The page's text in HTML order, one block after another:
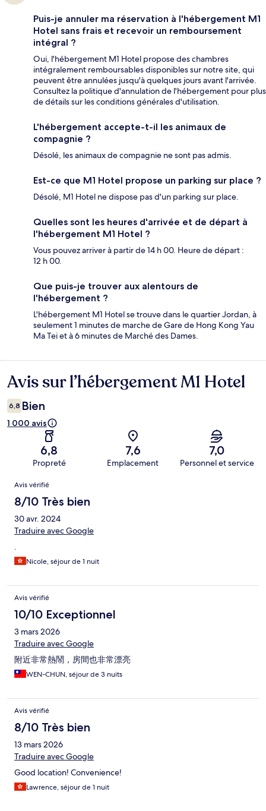
Puis-je annuler ma réservation à l'hébergement M1
Hotel sans frais et recevoir un remboursement
intégral ?
Oui, l'hébergement M1 Hotel propose des chambres
intégralement remboursables disponibles sur notre site, qui
peuvent être annulées jusqu'à quelques jours avant l'arrivée.
Consultez la politique d'annulation de l'hébergement pour plus
de détails sur les conditions générales d'utilisation.
L'hébergement accepte-t-il les animaux de
compagnie ?
Désolé, les animaux de compagnie ne sont pas admis.
Est-ce que M1 Hotel propose un parking sur place ?
Désolé, M1 Hotel ne dispose pas d'un parking sur place.
Quelles sont les heures d'arrivée et de départ à
l'hébergement M1 Hotel ?
Vous pouvez arriver à partir de 14 h 00. Heure de départ :
12 h 00.
Que puis-je trouver aux alentours de
l'hébergement ?
L'hébergement M1 Hotel se trouve dans le quartier Jordan, à
seulement 1 minutes de marche de Gare de Hong Kong Yau
Ma Tei et à 6 minutes de Marché des Dames.
Avis
Avis sur l’hébergement M1 Hotel
6,8 Bien
1 000 avis
6,8
Propreté
7,6
Emplacement
7,0
Personnel et service
Avis
Avis vérifié
8/10 Très bien
30 avr. 2024
Traduire avec Google
.
Nicole, séjour de 1 nuit
Avis vérifié
10/10 Exceptionnel
3 mars 2026
Traduire avec Google
附近非常熱鬧，房間也非常漂亮
WEN-CHUN, séjour de 3 nuits
Avis vérifié
8/10 Très bien
13 mars 2026
Traduire avec Google
Good location! Convenience!
Lawrence, séjour de 1 nuit